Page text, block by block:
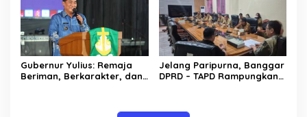
Gubernur Yulius: Remaja
Beriman, Berkarakter, dan
Jelang Paripurna, Banggar
DPRD – TAPD Rampungkan